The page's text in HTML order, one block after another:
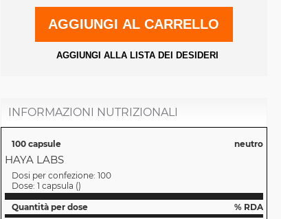
AGGIUNGI AL CARRELLO
AGGIUNGI ALLA LISTA DEI DESIDERI
INFORMAZIONI NUTRIZIONALI
100 capsule neutro
HAYA LABS
Dosi per confezione: 100
Dose: 1 capsula ()
Quantità per dose
% RDA